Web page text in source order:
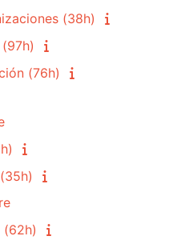
(38h)
(76h)
(62h)